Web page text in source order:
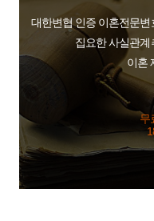
대한변협 인증 이혼전문
집요한 사실관
이혼
무